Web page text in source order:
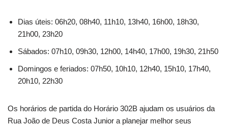
Dias úteis: 06h20, 08h40, 11h10, 13h40, 16h00, 18h30,
21h00, 23h20
Sábados: 07h10, 09h30, 12h00, 14h40, 17h00, 19h30, 21h50
Domingos e feriados: 07h50, 10h10, 12h40, 15h10, 17h40,
20h10, 22h30
Os horários de partida do Horário 302B ajudam os usuários da
Rua João de Deus Costa Junior a planejar melhor seus